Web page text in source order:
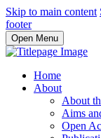
Skip to main content
footer
Open Menu
Home
About
About
Aims
Open